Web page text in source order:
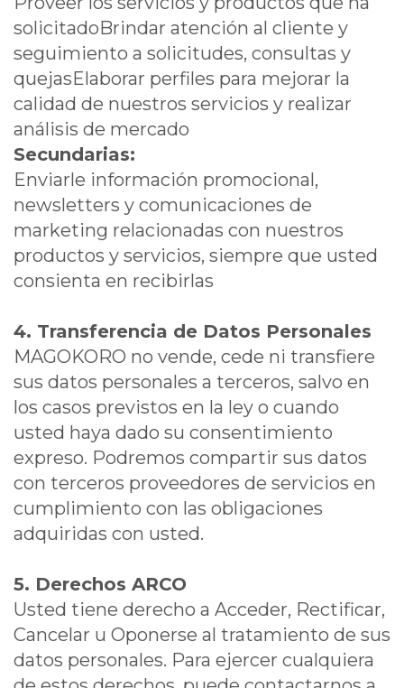
solicitadoBrindar atención al cliente y
seguimiento a solicitudes, consultas y
quejasElaborar perfiles para mejorar la
calidad de nuestros servicios y realizar
análisis de mercado
Secundarias:
Enviarle información promocional,
newsletters y comunicaciones de
marketing relacionadas con nuestros
productos y servicios, siempre que usted
consienta en recibirlas
4. Transferencia de Datos Personales
MAGOKORO no vende, cede ni transfiere
sus datos personales a terceros, salvo en
los casos previstos en la ley o cuando
usted haya dado su consentimiento
expreso. Podremos compartir sus datos
con terceros proveedores de servicios en
cumplimiento con las obligaciones
adquiridas con usted.
5. Derechos ARCO
Usted tiene derecho a Acceder, Rectificar,
Cancelar u Oponerse al tratamiento de sus
datos personales. Para ejercer cualquiera